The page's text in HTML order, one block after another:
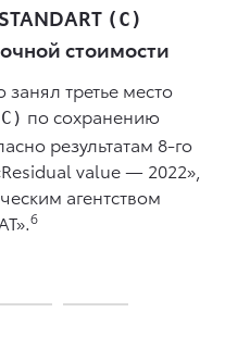
(С)
стоимости
третье место
по сохранению
результатам 8-го
value — 2022»,
агентством
6